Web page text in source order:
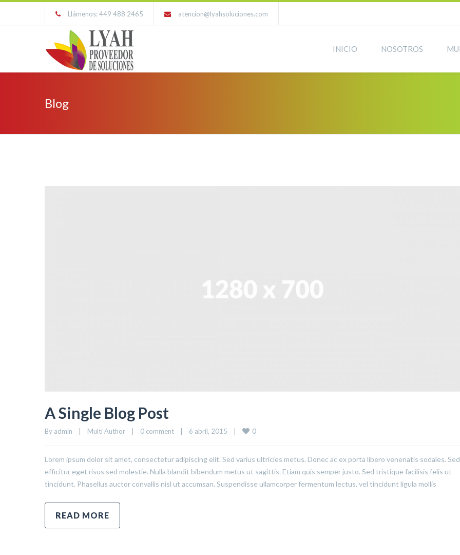
Llámenos: 449 488 2465 atencion@lyahsoluciones.com
INICIO NOSOTROS
Blog
A Single Blog Post
By admin Multi Author 0 comment 6 abril, 2015 0
Lorem ipsum dolor sit amet, consectetur adipiscing elit. Sed varius ultricies metus. Donec ac ex porta libero venenatis sodales. Sed
efficitur eget risus sed molestie. Nulla blandit bibendum metus ut sagittis. Etiam quis semper justo. Sed tristique facilisis felis ut
tincidunt. Phasellus auctor convallis nisl ut accumsan. Suspendisse ullamcorper fermentum lectus, vel tincidunt ligula mollis
READ MORE